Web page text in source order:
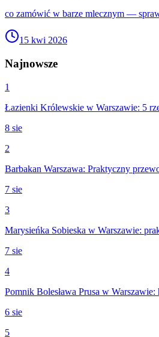
co zamówić w barze mlecznym —
15 kwi 2026
Najnowsze
1
Łazienki Królewskie w Warszawie: 5
8 sie
2
Barbakan Warszawa: Praktyczny
7 sie
3
Marysieńka Sobieska w Warszawie:
7 sie
4
Pomnik Bolesława Prusa w
6 sie
5